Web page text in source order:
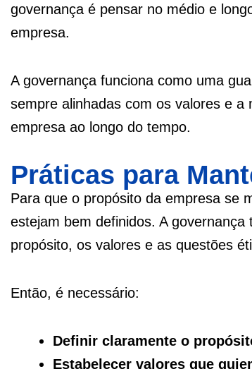
governança é pensar no médio e
empresa.
A governança funciona como uma
sempre alinhadas com os valores e
empresa ao longo do tempo.
Práticas para
Para que o propósito da empresa se
estejam bem definidos. A
propósito, os valores e as questões
Então, é necessário:
Definir claramente o
Estabelecer valores que